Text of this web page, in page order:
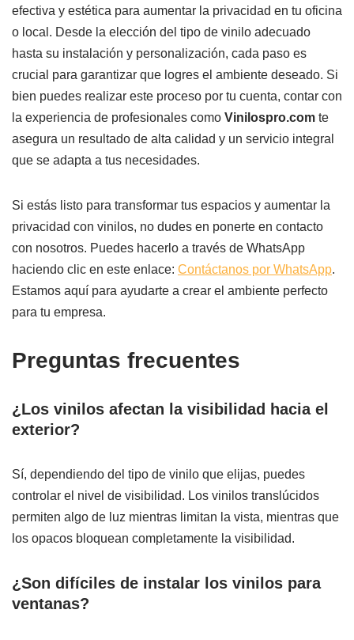
efectiva y estética para aumentar la privacidad en tu oficina
o local. Desde la elección del tipo de vinilo adecuado
hasta su instalación y personalización, cada paso es
crucial para garantizar que logres el ambiente deseado. Si
bien puedes realizar este proceso por tu cuenta, contar con
la experiencia de profesionales como Vinilospro.com te
asegura un resultado de alta calidad y un servicio integral
que se adapta a tus necesidades.
Si estás listo para transformar tus espacios y aumentar la
privacidad con vinilos, no dudes en ponerte en contacto
con nosotros. Puedes hacerlo a través de WhatsApp
haciendo clic en este enlace: Contáctanos por WhatsApp.
Estamos aquí para ayudarte a crear el ambiente perfecto
para tu empresa.
Preguntas frecuentes
¿Los vinilos afectan la visibilidad hacia el
exterior?
Sí, dependiendo del tipo de vinilo que elijas, puedes
controlar el nivel de visibilidad. Los vinilos translúcidos
permiten algo de luz mientras limitan la vista, mientras que
los opacos bloquean completamente la visibilidad.
¿Son difíciles de instalar los vinilos para
ventanas?